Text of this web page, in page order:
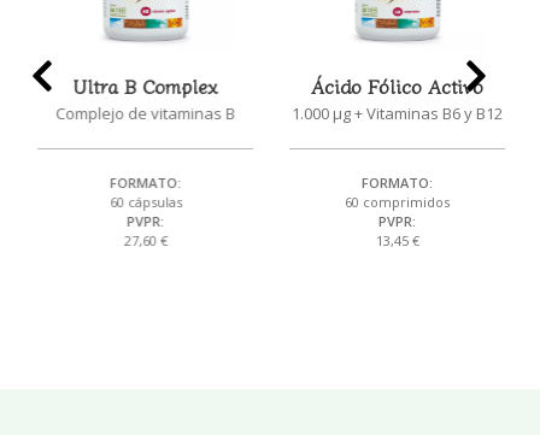
Ultra B Complex
Complejo de vitaminas B
FORMATO:
60 cápsulas
PVPR:
27,60 €
Ácido Fólico Activo
1.000 μg + Vitaminas B6 y B12
FORMATO:
60 comprimidos
PVPR:
13,45 €